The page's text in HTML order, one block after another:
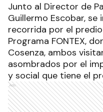
Junto al Director de
Guillermo Escobar, se
recorrida por el
Programa FONTEX,
Cosenza, ambos
asombrados por el
y social que tiene el
Ads